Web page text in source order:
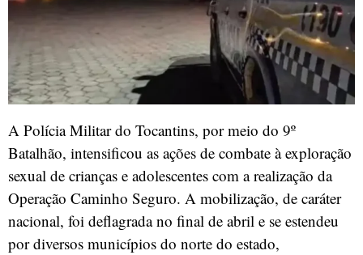
A Polícia Militar do Tocantins, por meio do 9º
Batalhão, intensificou as ações de combate à exploração
sexual de crianças e adolescentes com a realização da
Operação Caminho Seguro. A mobilização, de caráter
nacional, foi deflagrada no final de abril e se estendeu
por diversos municípios do norte do estado,